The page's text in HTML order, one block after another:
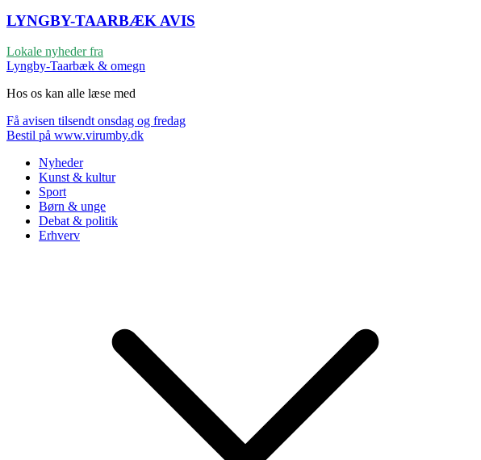
LYNGBY-TAARBÆK AVIS
Lokale nyheder fra
Lyngby-Taarbæk & omegn
Hos os kan alle læse med
Få avisen tilsendt onsdag og fredag
Bestil på www.virumby.dk
Nyheder
Kunst & kultur
Sport
Børn & unge
Debat & politik
Erhverv